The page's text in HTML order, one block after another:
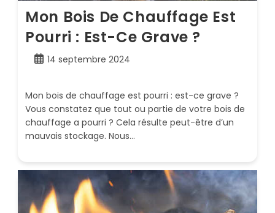
Mon Bois De Chauffage Est
Pourri : Est-Ce Grave ?
Publication
14 septembre 2024
Mon bois de chauffage est pourri : est-ce grave ?
Vous constatez que tout ou partie de votre bois de
chauffage a pourri ? Cela résulte peut-être d’un
mauvais stockage. Nous…